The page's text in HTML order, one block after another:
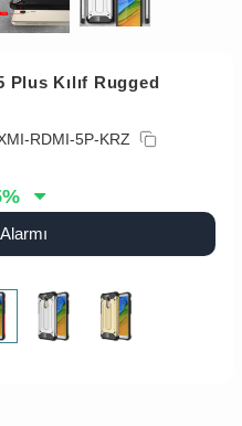
Kılıf Rugged
RDMI-5P-KRZ
%